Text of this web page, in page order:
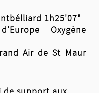
1h25'07"
Oxygène
Air de St Maur